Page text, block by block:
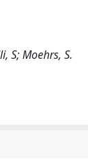
S; Moehrs, S.